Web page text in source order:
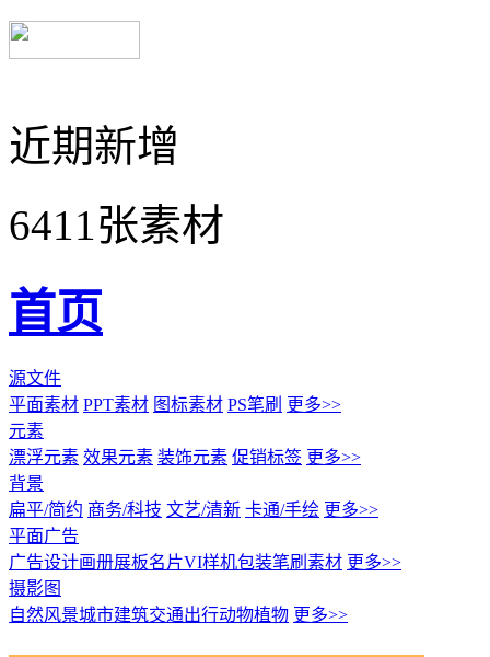
近期新增
6411张素材
首页
源文件
平面素材 PPT素材 图标素材 PS笔刷 更多>>
元素
漂浮元素 效果元素 装饰元素 促销标签 更多>>
背景
扁平/简约 商务/科技 文艺/清新 卡通/手绘 更多>>
平面广告
广告设计画册展板名片VI样机包装笔刷素材 更多>>
摄影图
自然风景城市建筑交通出行动物植物 更多>>